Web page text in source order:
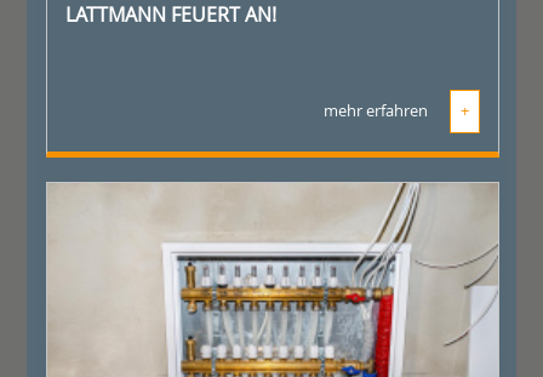
LATTMANN FEUERT AN!
mehr erfahren +